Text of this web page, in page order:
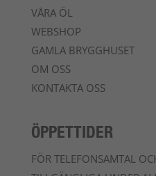
VÅRA ÖL
WEBSHOP
GAMLA BRYGGHUSET
OM OSS
KONTAKTA OSS
ÖPPETTIDER
FÖR TELEFONSAMTAL